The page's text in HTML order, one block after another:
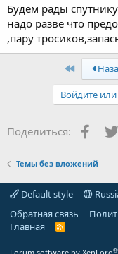
Будем рады
надо разве что
,пару
First
Войдите или
Поделиться:
Темы без вложений
Default style
Обратная связь
Главная
R
®